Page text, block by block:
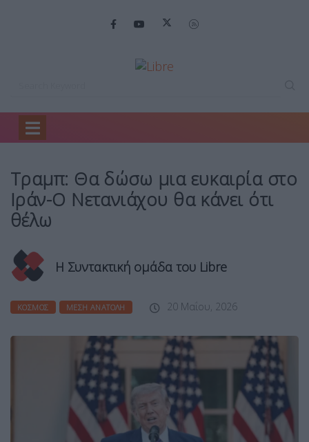
Home
Τραμπ: Θα δώσω μια ευκαιρία στο
Ιράν-Ο Νετανιάχου θα κάνει ότι
θέλω
Η Συντακτική ομάδα του Libre
ΚΌΣΜΟΣ ΜΈΣΗ ΑΝΑΤΟΛΉ 20 Μαΐου, 2026